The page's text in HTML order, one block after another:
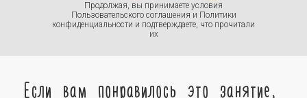
Продолжая, вы принимаете условия
Пользовательского соглашения и Политики
конфиденциальности и подтверждаете, что прочитали
их
Если вам понравилось это занятие,